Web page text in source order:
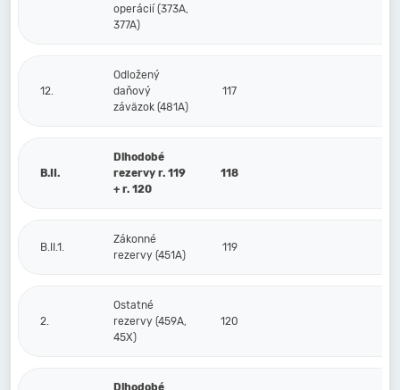
operácií (373A,
377A)
12.
Odložený
daňový
záväzok (481A)
117
B.II.
Dlhodobé
rezervy r. 119
+ r. 120
118
B.II.1.
Zákonné
rezervy (451A)
119
2.
Ostatné
rezervy (459A,
45X)
120
Dlhodobé